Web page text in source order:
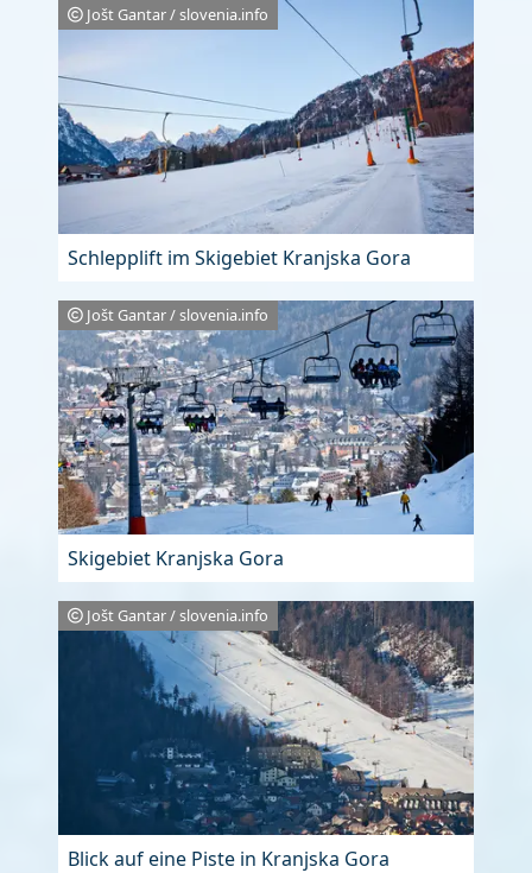
Jošt Gantar / slovenia.info
Schlepplift im Skigebiet Kranjska Gora
Jošt Gantar / slovenia.info
Skigebiet Kranjska Gora
Jošt Gantar / slovenia.info
Blick auf eine Piste in Kranjska Gora